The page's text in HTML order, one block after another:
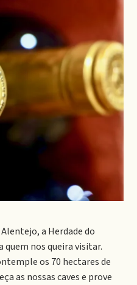
a Herdade do
quem nos queira visitar.